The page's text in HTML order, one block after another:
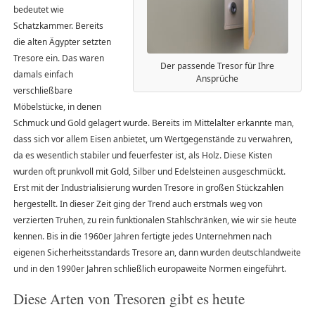
Der passende Tresor für Ihre
Ansprüche
bedeutet wie
Schatzkammer. Bereits
die alten Ägypter setzten
Tresore ein. Das waren
damals einfach
verschließbare
Möbelstücke, in denen
Schmuck und Gold gelagert wurde. Bereits im Mittelalter erkannte man,
dass sich vor allem Eisen anbietet, um Wertgegenstände zu verwahren,
da es wesentlich stabiler und feuerfester ist, als Holz. Diese Kisten
wurden oft prunkvoll mit Gold, Silber und Edelsteinen ausgeschmückt.
Erst mit der Industrialisierung wurden Tresore in großen Stückzahlen
hergestellt. In dieser Zeit ging der Trend auch erstmals weg von
verzierten Truhen, zu rein funktionalen Stahlschränken, wie wir sie heute
kennen. Bis in die 1960er Jahren fertigte jedes Unternehmen nach
eigenen Sicherheitsstandards Tresore an, dann wurden deutschlandweite
und in den 1990er Jahren schließlich europaweite Normen eingeführt.
Diese Arten von Tresoren gibt es heute